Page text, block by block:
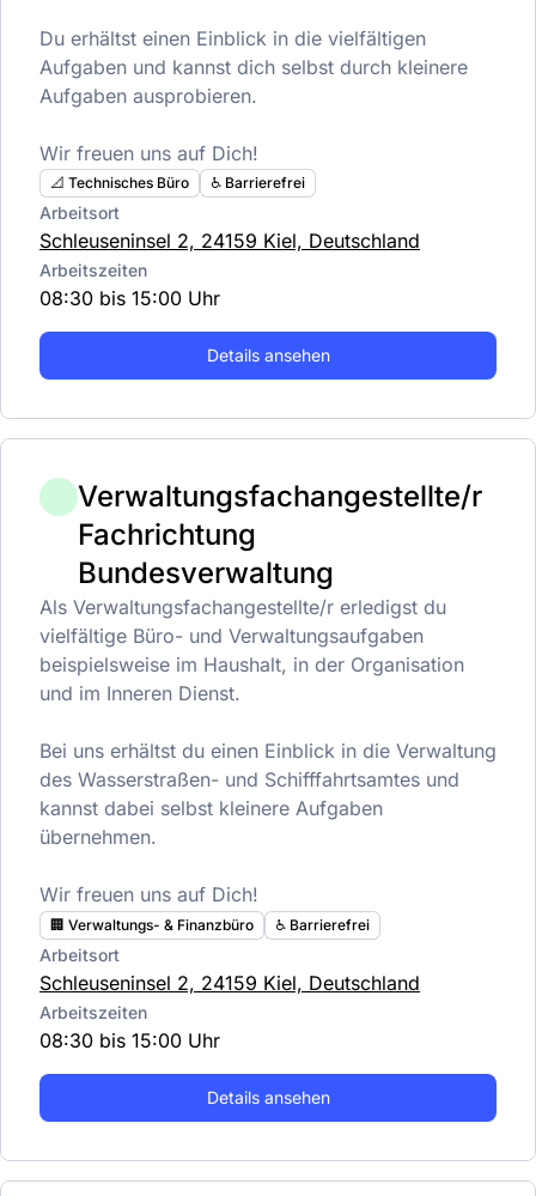
Du erhältst einen Einblick in die vielfältigen
Aufgaben und kannst dich selbst durch kleinere
Aufgaben ausprobieren.
Wir freuen uns auf Dich!
📐 Technisches Büro ♿️ Barrierefrei
Arbeitsort
Schleuseninsel 2, 24159 Kiel, Deutschland
Arbeitszeiten
08:30 bis 15:00 Uhr
Details ansehen
Verwaltungsfachangestellte/r
Fachrichtung
Bundesverwaltung
Als Verwaltungsfachangestellte/r erledigst du
vielfältige Büro- und Verwaltungsaufgaben
beispielsweise im Haushalt, in der Organisation
und im Inneren Dienst.
Bei uns erhältst du einen Einblick in die Verwaltung
des Wasserstraßen- und Schifffahrtsamtes und
kannst dabei selbst kleinere Aufgaben
übernehmen.
Wir freuen uns auf Dich!
🏢 Verwaltungs- & Finanzbüro ♿️ Barrierefrei
Arbeitsort
Schleuseninsel 2, 24159 Kiel, Deutschland
Arbeitszeiten
08:30 bis 15:00 Uhr
Details ansehen